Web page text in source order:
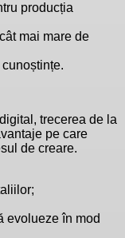
producția
mai mare de
trecerea de la
pe care
de creare.
evolueze în mod